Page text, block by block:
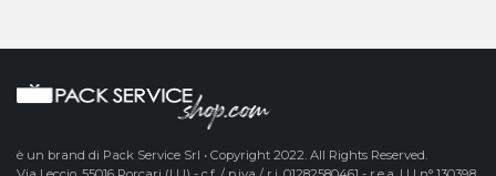
è un brand di Pack Service Srl • Copyright 2022. All Rights Reserved.